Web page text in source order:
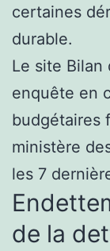
certaines
durable.
Le site Bilan
enquête en
budgétaires
ministère
les 7
de la